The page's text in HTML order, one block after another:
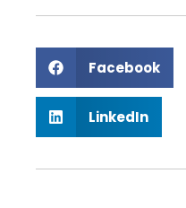
Facebook
LinkedIn